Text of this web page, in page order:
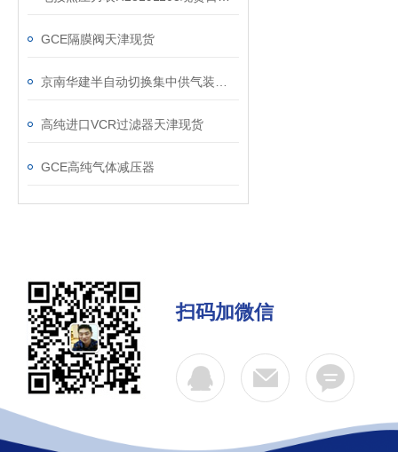
GCE隔膜阀天津现货
高纯进口VCR过滤器天津现货
GCE高纯气体减压器
扫码加微信